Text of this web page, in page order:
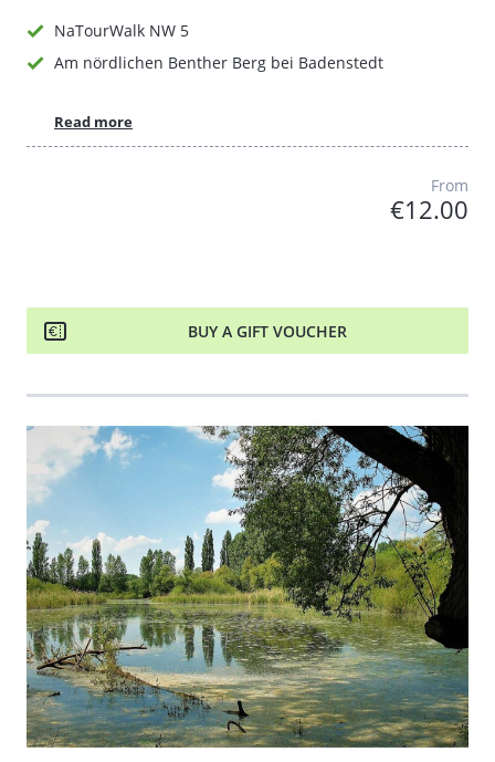
NaTourWalk NW 5
Am nördlichen Benther Berg bei Badenstedt
Read more
From
€12.00
BUY A GIFT VOUCHER